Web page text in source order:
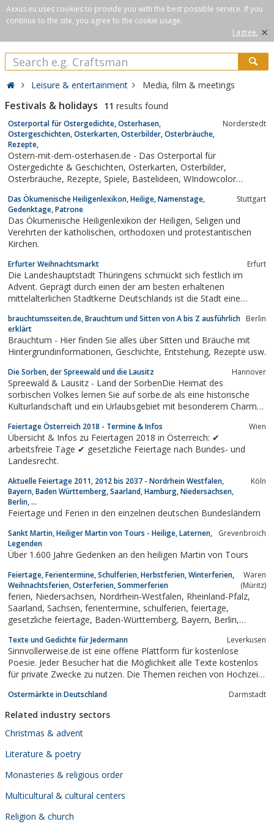
Axxus.eu uses cookies to provide you with the best possible service. If you
continue to the site, you agree to the cookie usage.
I agree. ×
Leisure & entertainment Media, film & meetings
Festivals & holidays 11 results found
Osterportal für Ostergedichte, Osterhasen,
Ostergeschichten, Osterkarten, Osterbilder, Osterbräuche,
Rezepte,
Norderstedt
Ostern-mit-dem-osterhasen.de - Das Osterportal für
Ostergedichte & Geschichten, Osterkarten, Osterbilder,
Osterbräuche, Rezepte, Spiele, Bastelideen, WIndowcolor
Das Ökumenische Heiligenlexikon, Heilige, Namenstage,
Gedenktage, Patrone
Stuttgart
Das Ökumenische Heiligenlexikon der Heiligen, Seligen und
Verehrten der katholischen, orthodoxen und protestantischen
Kirchen.
Erfurter Weihnachtsmarkt Erfurt
Die Landeshauptstadt Thüringens schmückt sich festlich im
Advent. Geprägt durch einen der am besten erhaltenen
mittelalterlichen Stadtkerne Deutschlands ist die Stadt eine
rekonstruierten Fachwerkhäusern. Mariendom und Severikirche,
dieses monumentale unverwechselbare...
brauchtumsseiten.de, Brauchtum und Sitten von A bis Z ausführlich
erklärt
Berlin
Brauchtum - Hier finden Sie alles über Sitten und Bräuche mit
Hintergrundinformationen, Geschichte, Entstehung, Rezepte usw.
Die Sorben, der Spreewald und die Lausitz Hannover
Spreewald & Lausitz - Land der SorbenDie Heimat des
sorbischen Volkes lernen Sie auf sorbe.de als eine historische
Kulturlandschaft und ein Urlaubsgebiet mit besonderem Charme
Spreewald, sowie über die Oberlausitz und das Zittauer-Gebirge.
Feiertage Österreich 2018 - Termine & Infos Wien
Übersicht & Infos zu Feiertagen 2018 in Österreich: ✔
arbeitsfreie Tage ✔ gesetzliche Feiertage nach Bundes- und
Landesrecht.
Aktuelle Feiertage 2011, 2012 bis 2037 - Nordrhein Westfalen,
Bayern, Baden Württemberg, Saarland, Hamburg, Niedersachsen,
Berlin, ...
Köln
Feiertage und Ferien in den einzelnen deutschen Bundesländern
Sankt Martin, Heiliger Martin von Tours - Heilige, Laternen,
Legenden
Grevenbroich
Über 1.600 Jahre Gedenken an den heiligen Martin von Tours
Feiertage, Ferientermine, Schulferien, Herbstferien, Winterferien,
Weihnachtsferien, Osterferien, Sommerferien
Waren
(Müritz)
ferien, Niedersachsen, Nordrhein-Westfalen, Rheinland-Pfalz,
Saarland, Sachsen, ferientermine, schulferien, feiertage,
gesetzliche feiertage, Baden-Württemberg, Bayern, Berlin,
Hessen, Mecklenburg-Vorpommern, winterferien, osterferien,
sommerferien,...
Texte und Gedichte für Jedermann Leverkusen
Sinnvollerweise.de ist eine offene Plattform für kostenlose
Poesie. Jeder Besucher hat die Möglichkeit alle Texte kostenlos
für private Zwecke zu nutzen. Die Themen reichen von Hochzeit
Ostermärkte in Deutschland Darmstadt
Related industry sectors
Christmas & advent
Literature & poetry
Monasteries & religious order
Multicultural & cultural centers
Religion & church